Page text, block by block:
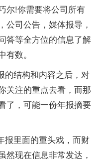
尔!你需要将公司所有
公司公告，媒体报导，
答等全方位的信息了解
有数。
的结构和内容之后，对
关注的重点去看，而那
了，可能一份年报摘要
报里面的重头戏，而财
然现在信息非常发达，